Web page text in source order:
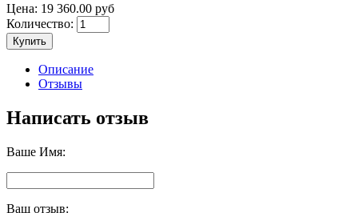
Цена: 19 360.00 руб
Количество:
Купить
Описание
Отзывы
Написать отзыв
Ваше Имя:
Ваш отзыв: